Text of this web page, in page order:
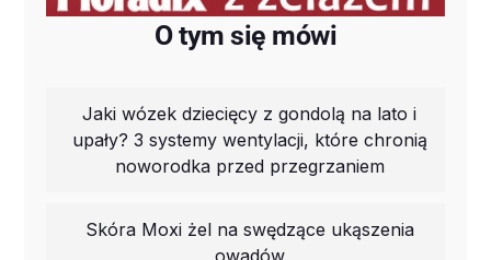
O tym się mówi
Jaki wózek dziecięcy z gondolą na lato i
upały? 3 systemy wentylacji, które chronią
noworodka przed przegrzaniem
Skóra Moxi żel na swędzące ukąszenia
owadów